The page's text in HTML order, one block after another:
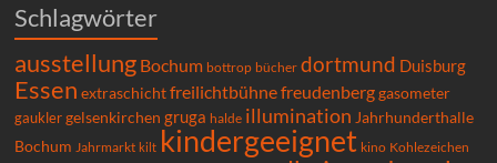
Schlagwörter
ausstellung Bochum bottrop bücher dortmund Duisburg
Essen extraschicht freilichtbühnefreudenberg gasometer
gaukler gelsenkirchen gruga halde illumination Jahrhunderthalle
Bochum Jahrmarkt kilt kindergeeignet kino Kohlezeichen